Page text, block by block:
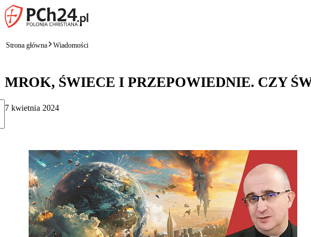
Strona główna Wiadomości
MROK, ŚWIECE I PRZEPOWIEDNIE. CZY
7 kwietnia 2024